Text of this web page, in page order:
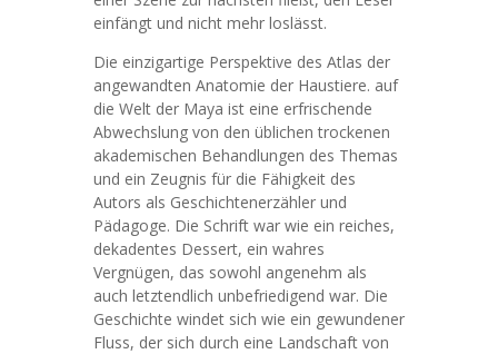
einfängt und nicht mehr loslässt.
Die einzigartige Perspektive des Atlas der
angewandten Anatomie der Haustiere. auf
die Welt der Maya ist eine erfrischende
Abwechslung von den üblichen trockenen
akademischen Behandlungen des Themas
und ein Zeugnis für die Fähigkeit des
Autors als Geschichtenerzähler und
Pädagoge. Die Schrift war wie ein reiches,
dekadentes Dessert, ein wahres
Vergnügen, das sowohl angenehm als
auch letztendlich unbefriedigend war. Die
Geschichte windet sich wie ein gewundener
Fluss, der sich durch eine Landschaft von